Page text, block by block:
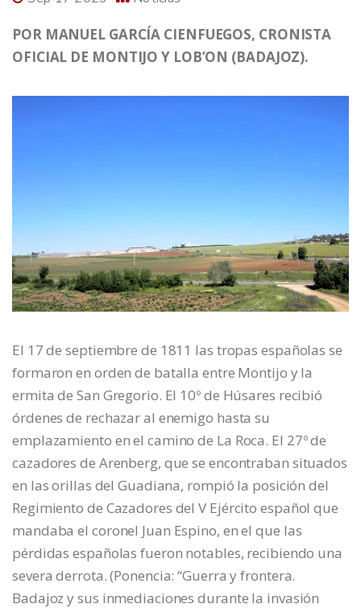
POR MANUEL GARCÍA CIENFUEGOS, CRONISTA
OFICIAL DE MONTIJO Y LOB’ON (BADAJOZ).
El 17 de septiembre de 1811 las tropas españolas se
formaron en orden de batalla entre Montijo y la
ermita de San Gregorio. El 10º de Húsares recibió
órdenes de rechazar al enemigo hasta su
emplazamiento en el camino de La Roca. El 27º de
cazadores de Arenberg, que se encontraban situados
en las orillas del Guadiana, rompió la posición del
Regimiento de Cazadores del V Ejército español que
mandaba el coronel Juan Espino, en el que las
pérdidas españolas fueron notables, recibiendo una
severa derrota. (Ponencia: “Guerra y frontera.
Badajoz y sus inmediaciones durante la invasión